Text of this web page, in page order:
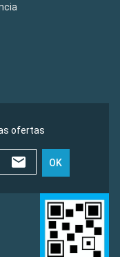
ofertas
OK